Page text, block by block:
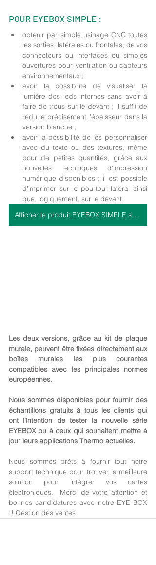
POUR EYEBOX SIMPLE :
obtenir par simple usinage CNC toutes
les sorties, latérales ou frontales, de vos
connecteurs ou interfaces ou simples
ouvertures pour ventilation ou capteurs
environnementaux ;
avoir la possibilité de visualiser la
lumière des leds internes sans avoir à
faire de trous sur le devant ; il suffit de
réduire précisément l'épaisseur dans la
version blanche ;
avoir la possibilité de les personnaliser
avec du texte ou des textures, même
pour de petites quantités, grâce aux
nouvelles techniques d'impression
numérique disponibles ; il est possible
d'imprimer sur le pourtour latéral ainsi
que, logiquement, sur le devant.
Afficher le produit EYEBOX SIMPLE sur le site >>
Les deux versions, grâce au kit de plaque
murale, peuvent être fixées directement aux
boîtes murales les plus courantes
compatibles avec les principales normes
européennes.
Nous sommes disponibles pour fournir des
échantillons gratuits à tous les clients qui
ont l'intention de tester la nouvelle série
EYEBOX ou à ceux qui souhaitent mettre à
jour leurs applications Thermo actuelles.
Nous sommes prêts à fournir tout notre
support technique pour trouver la meilleure
solution pour intégrer vos cartes
électroniques.  Merci de votre attention et
bonnes candidatures avec notre EYE BOX
!! Gestion des ventes